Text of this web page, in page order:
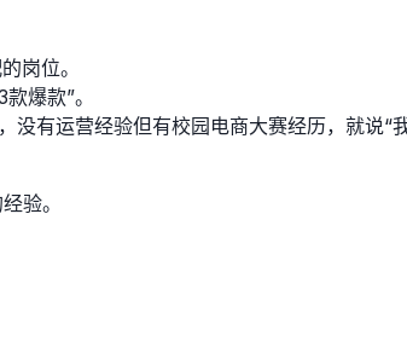
岗位。
爆款”。
有运营经验但有校园电商大赛经历，就说“
验。